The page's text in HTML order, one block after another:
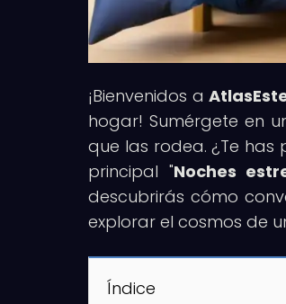
¡Bienvenidos a
hogar! Sumérgete en
que las rodea. ¿Te
principal "Noches
descubrirás cómo
explorar el cosmos de
Índice